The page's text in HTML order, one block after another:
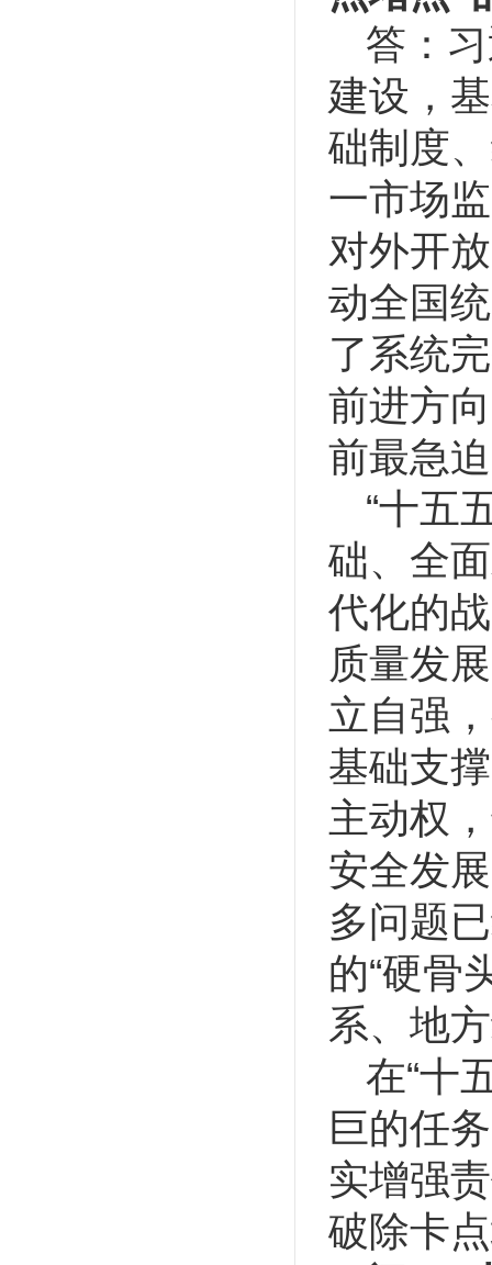
答：
建设，
础制度
一市场
对外开
动全国
了系统
前进方
前最急
“十五
础、全
代化的
质量发
立自强
基础支
主动权
安全发
多问题
的“硬骨
系、地
在“十
巨的任
实增强
破除卡